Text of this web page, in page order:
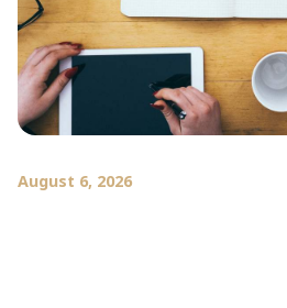
August 6, 2026